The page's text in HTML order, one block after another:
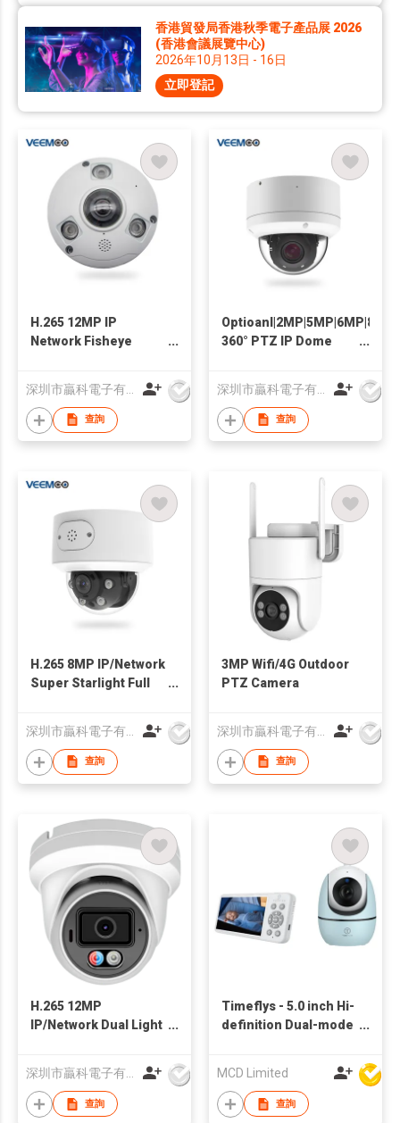
香港貿發局香港秋季電子產品展 2026
(香港會議展覽中心)
2026年10月13日 - 16日
立即登記
H.265 12MP IP
Network Fisheye
查詢
Optioanl|2MP|5MP|6MP|8MP
360° PTZ IP Dome
查詢
H.265 8MP IP/Network
Super Starlight Full
查詢
3MP Wifi/4G Outdoor
PTZ Camera
查詢
H.265 12MP
IP/Network Dual Light
深圳市贏科電子有限公司
查詢
Timeflys - 5.0 inch Hi-
definition Dual-mode
MCD Limited
查詢